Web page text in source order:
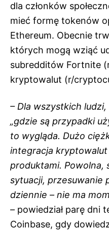
dla członków
mieć formę tokenów
Ethereum. Obecnie
których mogą wziąć
subredditów Fortnite
kryptowalut (r/
– Dla wszystkich
„gdzie są przypadki
to wygląda. Dużo
integracja
produktami. Powolna,
sytuacji, przesuwanie
dziennie – nie ma
– powiedział parę dni
Coinbase, gdy